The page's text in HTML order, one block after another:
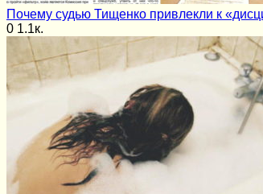
Почему судью Тищенко привлекли к
0 1.1к.